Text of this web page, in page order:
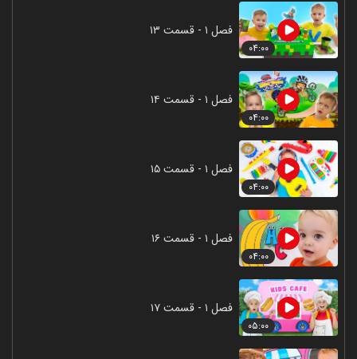
۰۴:۰۰
فصل ۱ - قسمت ۱۳
۰۴:۰۰
فصل ۱ - قسمت ۱۴
۰۴:۰۰
فصل ۱ - قسمت ۱۵
۰۴:۰۰
فصل ۱ - قسمت ۱۶
۰۵:۰۰
فصل ۱ - قسمت ۱۷